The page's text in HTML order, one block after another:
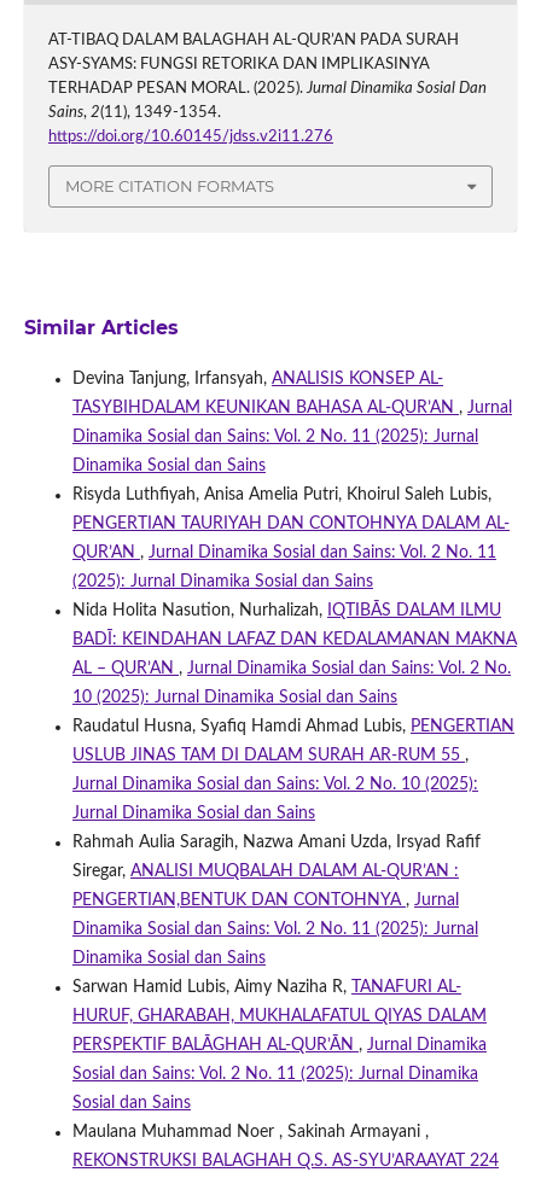
AT-TIBAQ DALAM BALAGHAH AL-QUR’AN PADA SURAH
ASY-SYAMS: FUNGSI RETORIKA DAN IMPLIKASINYA
TERHADAP PESAN MORAL. (2025).Jurnal Dinamika Sosial Dan
Sains, 2(11), 1349-1354.
https://doi.org/10.60145/jdss.v2i11.276
MORE CITATION FORMATS
Similar Articles
Devina Tanjung, Irfansyah, ANALISIS KONSEP AL-
TASYBIHDALAM KEUNIKAN BAHASA AL-QUR’AN , Jurnal
Dinamika Sosial dan Sains: Vol. 2 No. 11 (2025): Jurnal
Dinamika Sosial dan Sains
Risyda Luthfiyah, Anisa Amelia Putri, Khoirul Saleh Lubis,
PENGERTIAN TAURIYAH DAN CONTOHNYA DALAM AL-
QUR’AN , Jurnal Dinamika Sosial dan Sains: Vol. 2 No. 11
(2025): Jurnal Dinamika Sosial dan Sains
Nida Holita Nasution, Nurhalizah, IQTIBĀS DALAM ILMU
BADĪ: KEINDAHAN LAFAZ DAN KEDALAMANAN MAKNA
AL – QUR’AN , Jurnal Dinamika Sosial dan Sains: Vol. 2 No.
10 (2025): Jurnal Dinamika Sosial dan Sains
Raudatul Husna, Syafiq Hamdi Ahmad Lubis, PENGERTIAN
USLUB JINAS TAM DI DALAM SURAH AR-RUM 55 ,
Jurnal Dinamika Sosial dan Sains: Vol. 2 No. 10 (2025):
Jurnal Dinamika Sosial dan Sains
Rahmah Aulia Saragih, Nazwa Amani Uzda, Irsyad Rafif
Siregar, ANALISI MUQBALAH DALAM AL-QUR’AN :
PENGERTIAN,BENTUK DAN CONTOHNYA , Jurnal
Dinamika Sosial dan Sains: Vol. 2 No. 11 (2025): Jurnal
Dinamika Sosial dan Sains
Sarwan Hamid Lubis, Aimy Naziha R,
TANAFURI AL-
HURUF, GHARABAH, MUKHALAFATUL QIYAS DALAM
PERSPEKTIF BALĀGHAH AL-QUR’ĀN , Jurnal Dinamika
Sosial dan Sains: Vol. 2 No. 11 (2025): Jurnal Dinamika
Sosial dan Sains
Maulana Muhammad Noer , Sakinah Armayani ,
REKONSTRUKSI BALAGHAH Q.S. AS-SYU’ARAAYAT 224